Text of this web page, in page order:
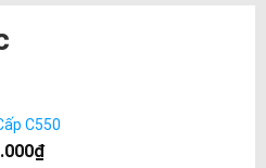
C550
₫